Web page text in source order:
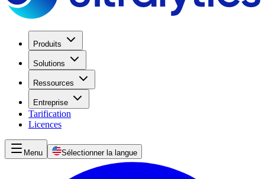
Produits
Solutions
Ressources
Entreprise
Tarification
Licences
Menu Sélectionner la langue